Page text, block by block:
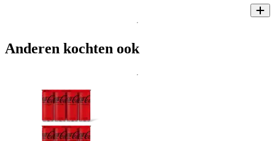
Anderen kochten ook